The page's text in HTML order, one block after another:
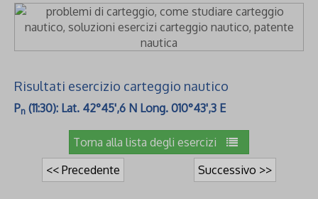
Risultati esercizio carteggio nautico
Pn (11:30): Lat. 42°45',6 N Long. 010°43',3 E
Torna alla lista degli esercizi
<< Precedente
Successivo >>